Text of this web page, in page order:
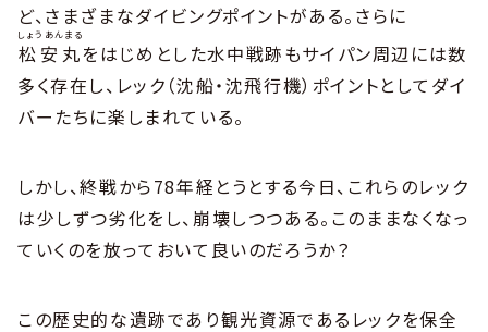
ど、さまざまなダイビングポイントがある。さらに
松安丸
しょうあんまる
をはじめとした水中戦跡もサイパン周辺には数
多く存在し、レック（沈船・沈飛行機）ポイントとしてダイ
バーたちに楽しまれている。
しかし、終戦から78年経とうとする今日、これらのレック
は少しずつ劣化をし、崩壊しつつある。このままなくなっ
ていくのを放っておいて良いのだろうか？
この歴史的な遺跡であり観光資源であるレックを保全